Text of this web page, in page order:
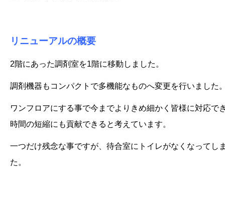
リニューアルの概要
2階にあった調剤室を1階に移動しました。
調剤機器もコンパクトで多機能なものへ変更を行いました
ワンフロアにする事で今までよりきめ細かく皆様に対応で
時間の短縮にも貢献できると考えています。
一つだけ残念な事ですが、待合室にトイレがなくなってし
た。